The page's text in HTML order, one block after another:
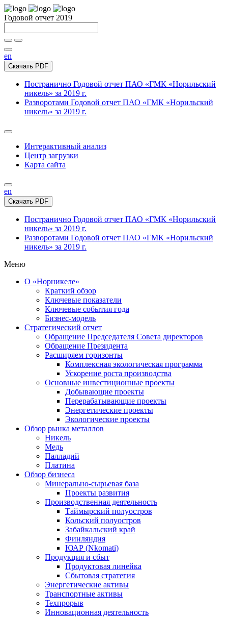
Годовой отчет 2019
en
Скачать PDF
Постранично Годовой отчет ПАО «ГМК «Норильский
никель» за 2019 г.
Разворотами Годовой отчет ПАО «ГМК «Норильский
никель» за 2019 г.
Интерактивный анализ
Центр загрузки
Карта сайта
en
Скачать PDF
Постранично Годовой отчет ПАО «ГМК «Норильский
никель» за 2019 г.
Разворотами Годовой отчет ПАО «ГМК «Норильский
никель» за 2019 г.
Меню
О «Норникеле»
Краткий обзор
Ключевые показатели
Ключевые события года
Бизнес-модель
Стратегический отчет
Обращение Председателя Совета директоров
Обращение Президента
Расширяем горизонты
Комплексная экологическая программа
Ускорение роста производства
Основные инвестиционные проекты
Добывающие проекты
Перерабатывающие проекты
Энергетические проекты
Экологические проекты
Обзор рынка металлов
Никель
Медь
Палладий
Платина
Обзор бизнеса
Минерально-сырьевая база
Проекты развития
Производственная деятельность
Таймырский полуостров
Кольский полуостров
Забайкальский край
Финляндия
ЮАР (Nkomati)
Продукция и сбыт
Продуктовая линейка
Сбытовая стратегия
Энергетические активы
Транспортные активы
Техпрорыв
Инновационная деятельность